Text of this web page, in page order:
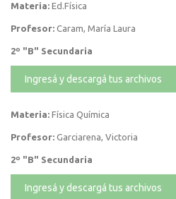
Materia: Ed.Física
Profesor: Caram, María Laura
2º "B" Secundaria
Ingresá y descargá tus archivos
Materia: Física Química
Profesor: Garciarena, Victoria
2º "B" Secundaria
Ingresá y descargá tus archivos